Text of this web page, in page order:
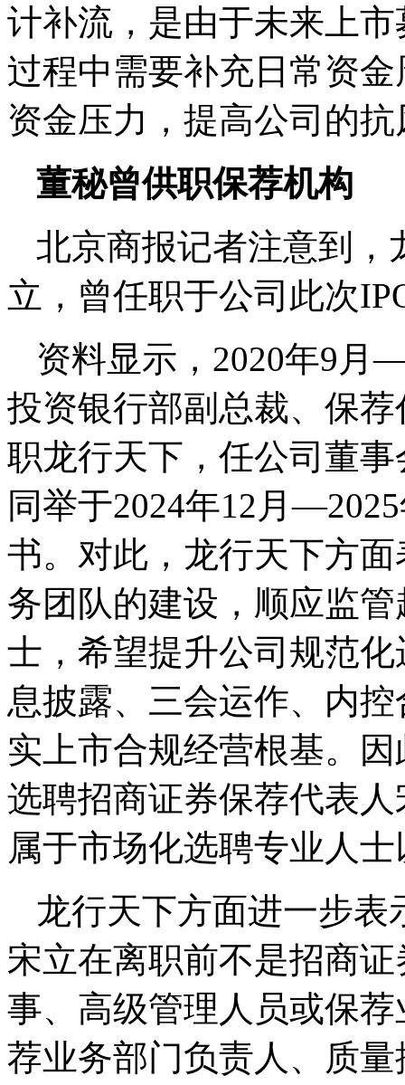
计补流，是由于未来上
过程中需要补充日常资
资金压力，提高公司的
董秘曾供职保荐机构
北京商报记者注意到，
立，曾任职于公司此次
资料显示，2020年9月
投资银行部副总裁、保
职龙行天下，任公司董
同举于2024年12月
书。对此，龙行天下方
务团队的建设，顺应监
士，希望提升公司规范
息披露、三会运作、内
实上市合规经营根基。
选聘招商证券保荐代表
属于市场化选聘专业人
龙行天下方面进一步表
宋立在离职前不是招商
事、高级管理人员或保
荐业务部门负责人、质